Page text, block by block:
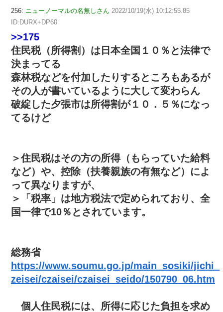
256: ニューノーマルの名無しさん 2022/10/19(水) 10:12:55.85
ID:DURX+DP60
>>175
住民税（所得割）は日本全国１０％と法律で
決まってる
森林税などを付加したりするところもあるが
その人が書いているように大して変わらん
破綻した夕張市は所得割が１０．５％になっ
てるけど
＞住民税はその方の所得（もらっていた給料
など）や、控除（扶養親族の有無など）によ
って異なりますが、
＞「税率」は地方税法で定められており、全
国一律で10％とされています。
総務省
https://www.soumu.go.jp/main_sosiki/jichi_
zeisei/czaisei/czaisei_seido/150790_06.htm
個人住民税には、所得に応じた負担を求め